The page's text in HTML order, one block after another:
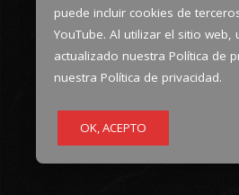
puede incluir cookies de
YouTube. Al utilizar el sitio
actualizado nuestra Política de
nuestra Política de privacidad.
OK, ACEPTO
Responsabilidad social